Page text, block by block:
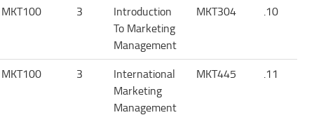
10.
MKT304
Introduction
To Marketing
Management
3
MKT100
11.
MKT445
International
Marketing
Management
3
MKT100